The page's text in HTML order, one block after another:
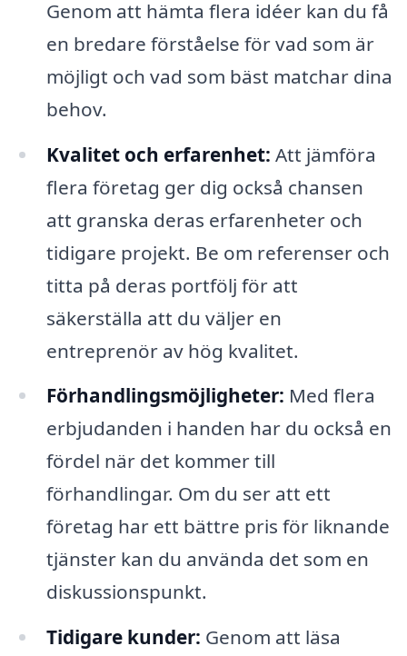
Genom att hämta flera idéer kan du få
en bredare förståelse för vad som är
möjligt och vad som bäst matchar dina
behov.
Kvalitet och erfarenhet: Att jämföra
flera företag ger dig också chansen
att granska deras erfarenheter och
tidigare projekt. Be om referenser och
titta på deras portfölj för att
säkerställa att du väljer en
entreprenör av hög kvalitet.
Förhandlingsmöjligheter: Med flera
erbjudanden i handen har du också en
fördel när det kommer till
förhandlingar. Om du ser att ett
företag har ett bättre pris för liknande
tjänster kan du använda det som en
diskussionspunkt.
Tidigare kunder: Genom att läsa